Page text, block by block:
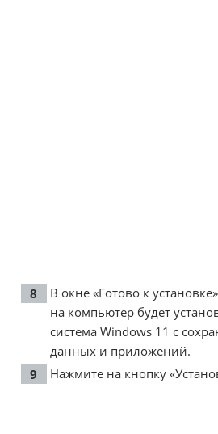
В окне «Готово к
на компьютер будет
система Windows 11 с
данных и приложений.
Нажмите на кнопку